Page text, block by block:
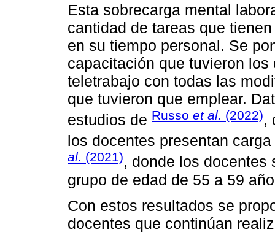
Esta sobrecarga mental
cantidad de tareas que
en su tiempo personal. Se
capacitación que tuvieron
teletrabajo con todas las
que tuvieron que emplear.
estudios de Russo et al. (2022),
los docentes presentan
al. (2021), donde los docentes
grupo de edad de 55 a 59
Con estos resultados se
docentes que continúan